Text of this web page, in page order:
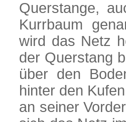
Querstange,
Kurrbaum
wird das Netz
der Querstang
über den
hinter den
an seiner